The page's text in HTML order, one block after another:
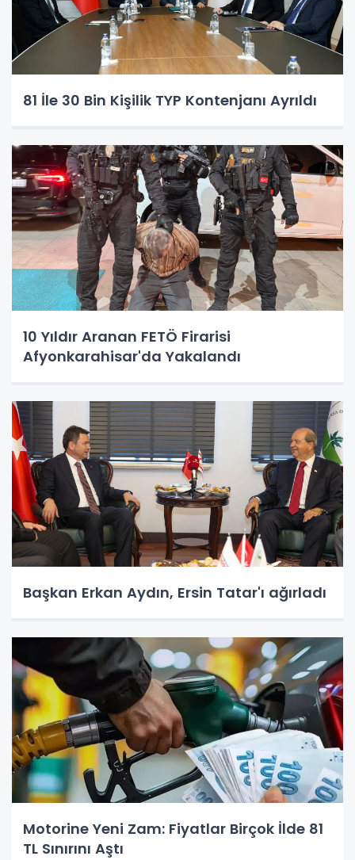
81 İle 30 Bin Kişilik TYP Kontenjanı Ayrıldı
10 Yıldır Aranan FETÖ Firarisi
Afyonkarahisar'da Yakalandı
Başkan Erkan Aydın, Ersin Tatar'ı ağırladı
Motorine Yeni Zam: Fiyatlar Birçok İlde 81
TL Sınırını Aştı